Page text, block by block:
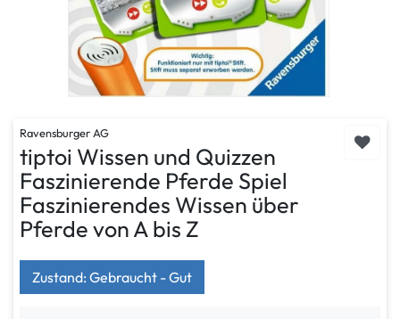
Ravensburger AG
tiptoi Wissen und Quizzen
Faszinierende Pferde Spiel
Faszinierendes Wissen über
Pferde von A bis Z
Zustand: Gebraucht - Gut